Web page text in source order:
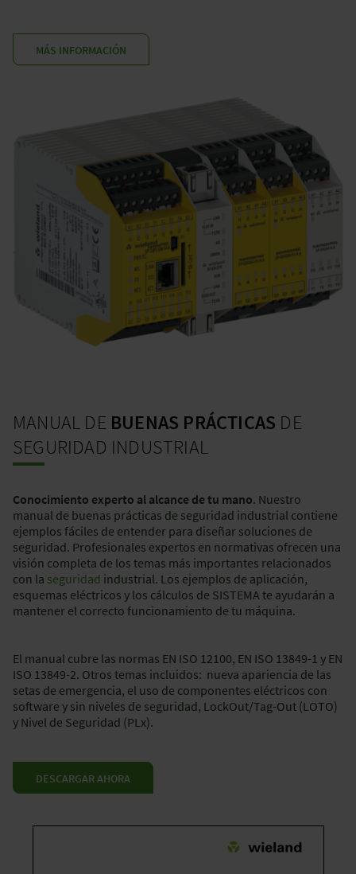
MÁS INFORMACIÓN
MANUAL DE BUENAS PRÁCTICAS DE
SEGURIDAD INDUSTRIAL
Conocimiento experto al alcance de tu mano. Nuestro
manual de buenas prácticas de seguridad industrial contiene
ejemplos fáciles de entender para diseñar soluciones de
seguridad. Profesionales expertos en normativas ofrecen una
visión completa de los temas más importantes relacionados
con la seguridad industrial. Los ejemplos de aplicación,
esquemas eléctricos y los cálculos de SISTEMA te ayudarán a
mantener el correcto funcionamiento de tu máquina.
El manual cubre las normas EN ISO 12100, EN ISO 13849-1 y EN
ISO 13849-2. Otros temas incluidos: nueva apariencia de las
setas de emergencia, el uso de componentes eléctricos con
software y sin niveles de seguridad, LockOut/Tag-Out (LOTO)
y Nivel de Seguridad (PLx).
DESCARGAR AHORA